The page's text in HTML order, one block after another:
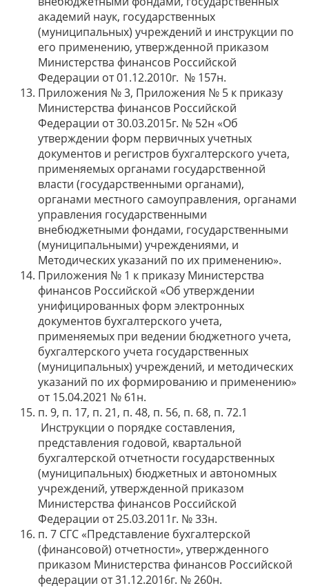
академий наук, государственных
(муниципальных) учреждений и инструкции по
его применению, утвержденной приказом
Министерства финансов Российской
Федерации от 01.12.2010г. № 157н.
Приложения № 3, Приложения № 5 к приказу
Министерства финансов Российской
Федерации от 30.03.2015г. № 52н «Об
утверждении форм первичных учетных
документов и регистров бухгалтерского учета,
применяемых органами государственной
власти (государственными органами),
органами местного самоуправления, органами
управления государственными
внебюджетными фондами, государственными
(муниципальными) учреждениями, и
Методических указаний по их применению».
Приложения № 1 к приказу Министерства
финансов Российской «Об утверждении
унифицированных форм электронных
документов бухгалтерского учета,
применяемых при ведении бюджетного учета,
бухгалтерского учета государственных
(муниципальных) учреждений, и методических
указаний по их формированию и применению»
от 15.04.2021 № 61н.
п. 9, п. 17, п. 21, п. 48, п. 56, п. 68, п. 72.1
Инструкции о порядке составления,
представления годовой, квартальной
бухгалтерской отчетности государственных
(муниципальных) бюджетных и автономных
учреждений, утвержденной приказом
Министерства финансов Российской
Федерации от 25.03.2011г. № 33н.
п. 7 СГС «Представление бухгалтерской
(финансовой) отчетности», утвержденного
приказом Министерства финансов Российской
федерации от 31.12.2016г. № 260н.